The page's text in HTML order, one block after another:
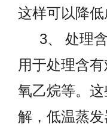
这样可以降
3、 处理
用于处理含
氧乙烷等。
解，低温蒸